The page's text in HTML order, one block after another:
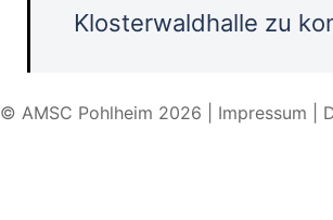
Klosterwaldhalle zu
© AMSC Pohlheim 2026 Impressum